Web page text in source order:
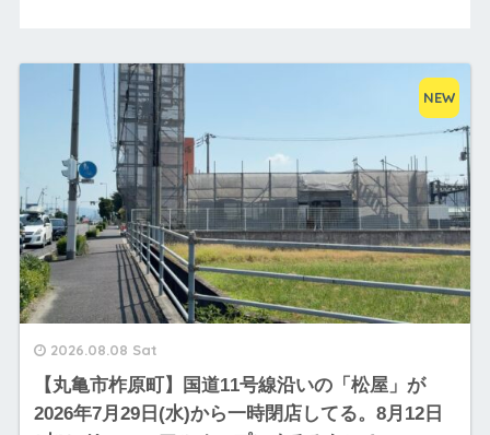
2026.08.08 Sat
【丸亀市柞原町】国道11号線沿いの「松屋」が
2026年7月29日(水)から一時閉店してる。8月12日
NEW